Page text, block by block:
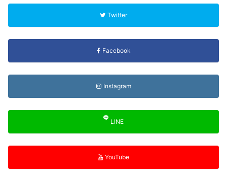
Twitter
Facebook
Instagram
LINE
YouTube